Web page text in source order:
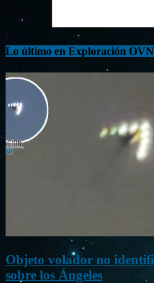
Lo último en Exploración
Objeto volador no
sobre los Ángeles